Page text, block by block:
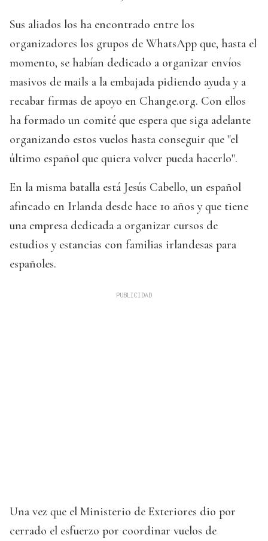
Sus aliados los ha encontrado entre los
organizadores los grupos de WhatsApp que, hasta el
momento, se habían dedicado a organizar envíos
masivos de mails a la embajada pidiendo ayuda y a
recabar firmas de apoyo en Change.org. Con ellos
ha formado un comité que espera que siga adelante
organizando estos vuelos hasta conseguir que "el
último español que quiera volver pueda hacerlo".
En la misma batalla está Jesús Cabello, un español
afincado en Irlanda desde hace 10 años y que tiene
una empresa dedicada a organizar cursos de
estudios y estancias con familias irlandesas para
españoles.
Una vez que el Ministerio de Exteriores dio por
cerrado el esfuerzo por coordinar vuelos de